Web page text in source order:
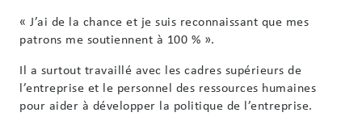
« J’ai de la chance et je suis reconnaissant que mes
patrons me soutiennent à 100 % ».
Il a surtout travaillé avec les cadres supérieurs de
l’entreprise et le personnel des ressources humaines
pour aider à développer la politique de l’entreprise.